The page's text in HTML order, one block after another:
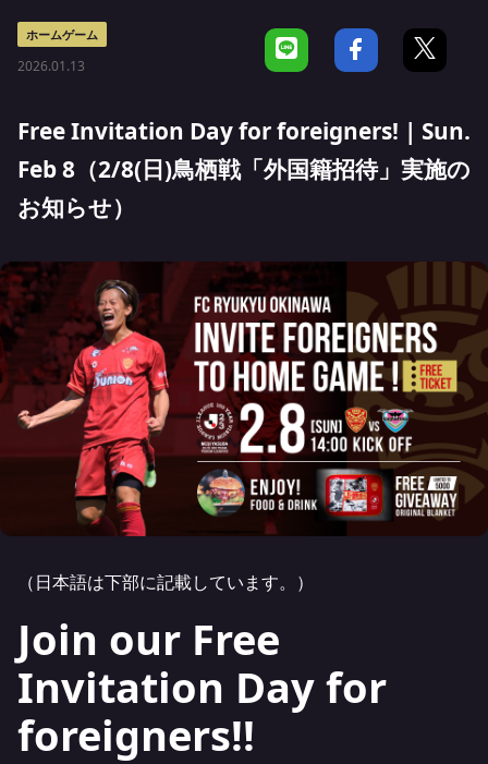
ホームゲーム
2026.01.13
Free Invitation Day for foreigners! | Sun.
Feb 8（2/8(日)鳥栖戦「外国籍招待」実施の
お知らせ）
（日本語は下部に記載しています。）
Join our Free
Invitation Day for
foreigners!!